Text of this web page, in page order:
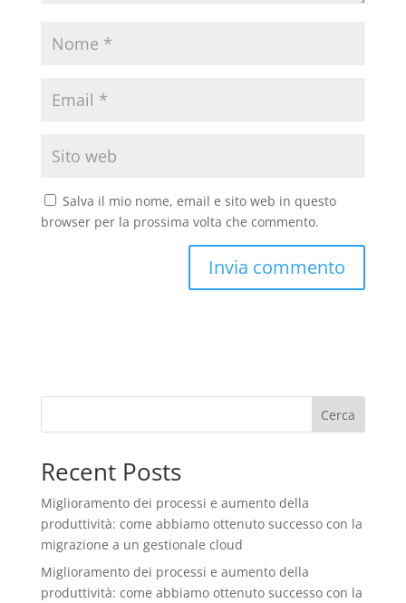
Salva il mio nome, email e sito web in questo
browser per la prossima volta che commento.
Cerca
Recent Posts
Miglioramento dei processi e aumento della
produttività: come abbiamo ottenuto successo con la
migrazione a un gestionale cloud
Miglioramento dei processi e aumento della
produttività: come abbiamo ottenuto successo con la